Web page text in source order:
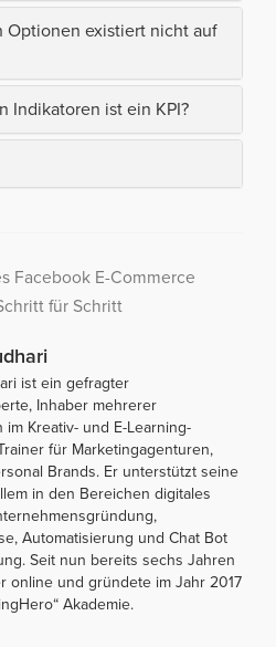
Optionen existiert nicht auf
Indikatoren ist ein KPI?
Facebook E-Commerce
für Schritt
ist ein gefragter
Inhaber mehrerer
im Kreativ- und E-Learning-
für Marketingagenturen,
Brands. Er unterstützt seine
in den Bereichen digitales
Automatisierung und Chat Bot
Seit nun bereits sechs Jahren
online und gründete im Jahr 2017
Akademie.